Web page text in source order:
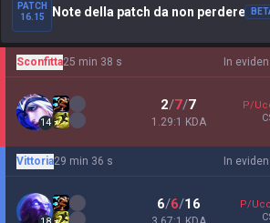
PATCH
16.15
Note della patch da non perdere
In
Sconfitta25 min 38 s
14
2/7/7
1.29:1 KDA
P/
In
Vittoria29 min 36 s
6/6/16 P/